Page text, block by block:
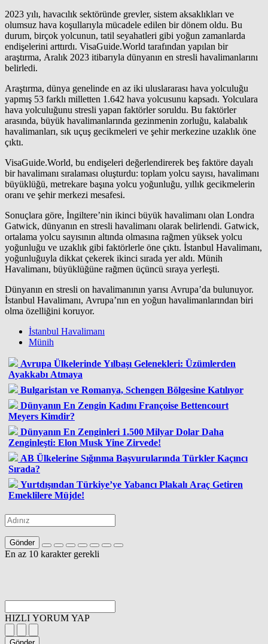
2023 yılı, havacılık sektöründe grevler, sistem aksaklıkları ve
olumsuz hava koşullarıyla mücadele edilen bir dönem oldu. Bu
durum, birçok yolcunun, tatil seyahatleri gibi yoğun zamanlarda
endişelerini arttırdı. VisaGuide.World tarafından yapılan bir
araştırma, Aralık 2023 itibarıyla dünyanın en stresli havalimanlarını
belirledi.
Araştırma, dünya genelinde en az iki uluslararası hava yolculuğu
yapmış 53 farklı milletten 1.642 hava yolcusunu kapsadı. Yolculara
hava yolculuğunu stresli yapan faktörler soruldu. Bu faktörler
arasında, büyük havalimanlarında gezinmenin zorluğu, kalabalık
havalimanları, sık uçuş gecikmeleri ve şehir merkezine uzaklık öne
çıktı.
VisaGuide.World, bu endişeleri değerlendirerek beş faktöre dayalı
bir havalimanı sıralaması oluşturdu: toplam yolcu sayısı, havalimanı
büyüklüğü, metrekare başına yolcu yoğunluğu, yıllık gecikmelerin
oranı ve şehir merkezi mesafesi.
Sonuçlara göre, İngiltere’nin ikinci büyük havalimanı olan Londra
Gatwick, dünyanın en stresli havalimanı olarak belirlendi. Gatwick,
ortalama yolcu sayısının altında olmasına rağmen yüksek yolcu
yoğunluğu ve uzaklık gibi faktörlerle öne çıktı. İstanbul Havalimanı,
yoğunluğuyla dikkat çekerek ikinci sırada yer aldı. Münih
Havalimanı, büyüklüğüne rağmen üçüncü sıraya yerleşti.
Dünyanın en stresli on havalimanının yarısı Avrupa’da bulunuyor.
İstanbul Havalimanı, Avrupa’nın en yoğun havalimanlarından biri
olma özelliğini koruyor.
İstanbul Havalimanı
Münih
Avrupa Ülkelerinde Yılbaşı Gelenekleri: Üzümlerden
Ayakkabı Atmaya
Bulgaristan ve Romanya, Schengen Bölgesine Katılıyor
Dünyanın En Zengin Kadını Françoise Bettencourt
Meyers Kimdir?
Dünyanın En Zenginleri 1.500 Milyar Dolar Daha
Zenginleşti: Elon Musk Yine Zirvede!
AB Ülkelerine Sığınma Başvurularında Türkler Kaçıncı
Sırada?
Yurtdışından Türkiye’ye Yabancı Plakalı Araç Getiren
Emeklilere Müjde!
Gönder
En az 10 karakter gerekli
HIZLI YORUM YAP